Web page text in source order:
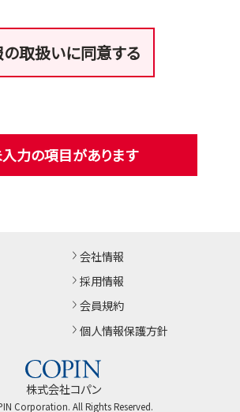
取扱いに同意する
力の項目があります
会社情報
採用情報
会員規約
個人情報保護方針
株式会社コパン
Corporation. All Rights Reserved.